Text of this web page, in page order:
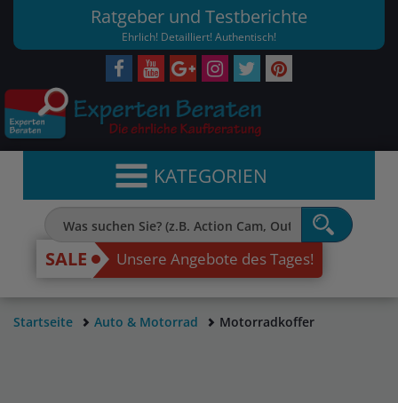
Ratgeber und Testberichte
Ehrlich! Detailliert! Authentisch!
KATEGORIEN
SALE Unsere Angebote des Tages!
Startseite Auto & Motorrad Motorradkoffer